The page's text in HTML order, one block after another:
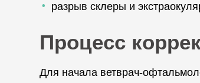
разрыв склеры и
Процесс
Для начала ветврач-